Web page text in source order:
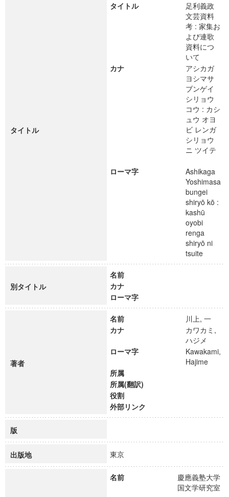
タイトル
タイトル
足利義政
文芸資料
考 : 家集お
よび連歌
資料につ
いて
カナ
アシカガ
ヨシマサ
ブンゲイ
シリョウ
コウ : カシ
ュウ オヨ
ビ レンガ
シリョウ
ニ ツイテ
ローマ字
Ashikaga
Yoshimasa
bungei
shiryō kō :
kashū
oyobi
renga
shiryō ni
tsuite
別タイトル
名前
カナ
ローマ字
著者
名前
川上, 一
カナ
カワカミ,
ハジメ
ローマ字
Kawakami,
Hajime
所属
所属(翻訳)
役割
外部リンク
版
出版地 東京
名前
慶應義塾大学
国文学研究室